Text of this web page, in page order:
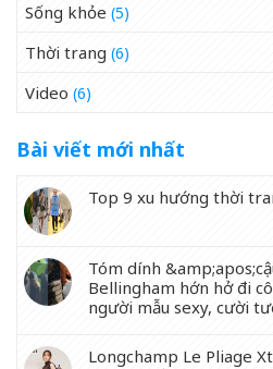
Sống khỏe (5)
Thời trang (6)
Video (6)
Bài viết mới nhất
Top 9 xu hướng thời
Tóm dính
Bellingham hớn hở đi
người mẫu sexy, cười
Longchamp Le Pliage